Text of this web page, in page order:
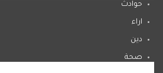
حوادث
اراء
دين
صحة